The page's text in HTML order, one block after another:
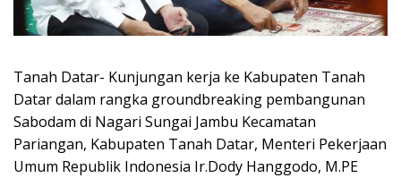
Tanah Datar- Kunjungan kerja ke Kabupaten Tanah
Datar dalam rangka groundbreaking pembangunan
Sabodam di Nagari Sungai Jambu Kecamatan
Pariangan, Kabupaten Tanah Datar, Menteri Pekerjaan
Umum Republik Indonesia Ir.Dody Hanggodo, M.PE